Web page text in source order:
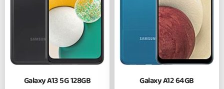
Galaxy A13 5G 128GB Galaxy A12 64GB